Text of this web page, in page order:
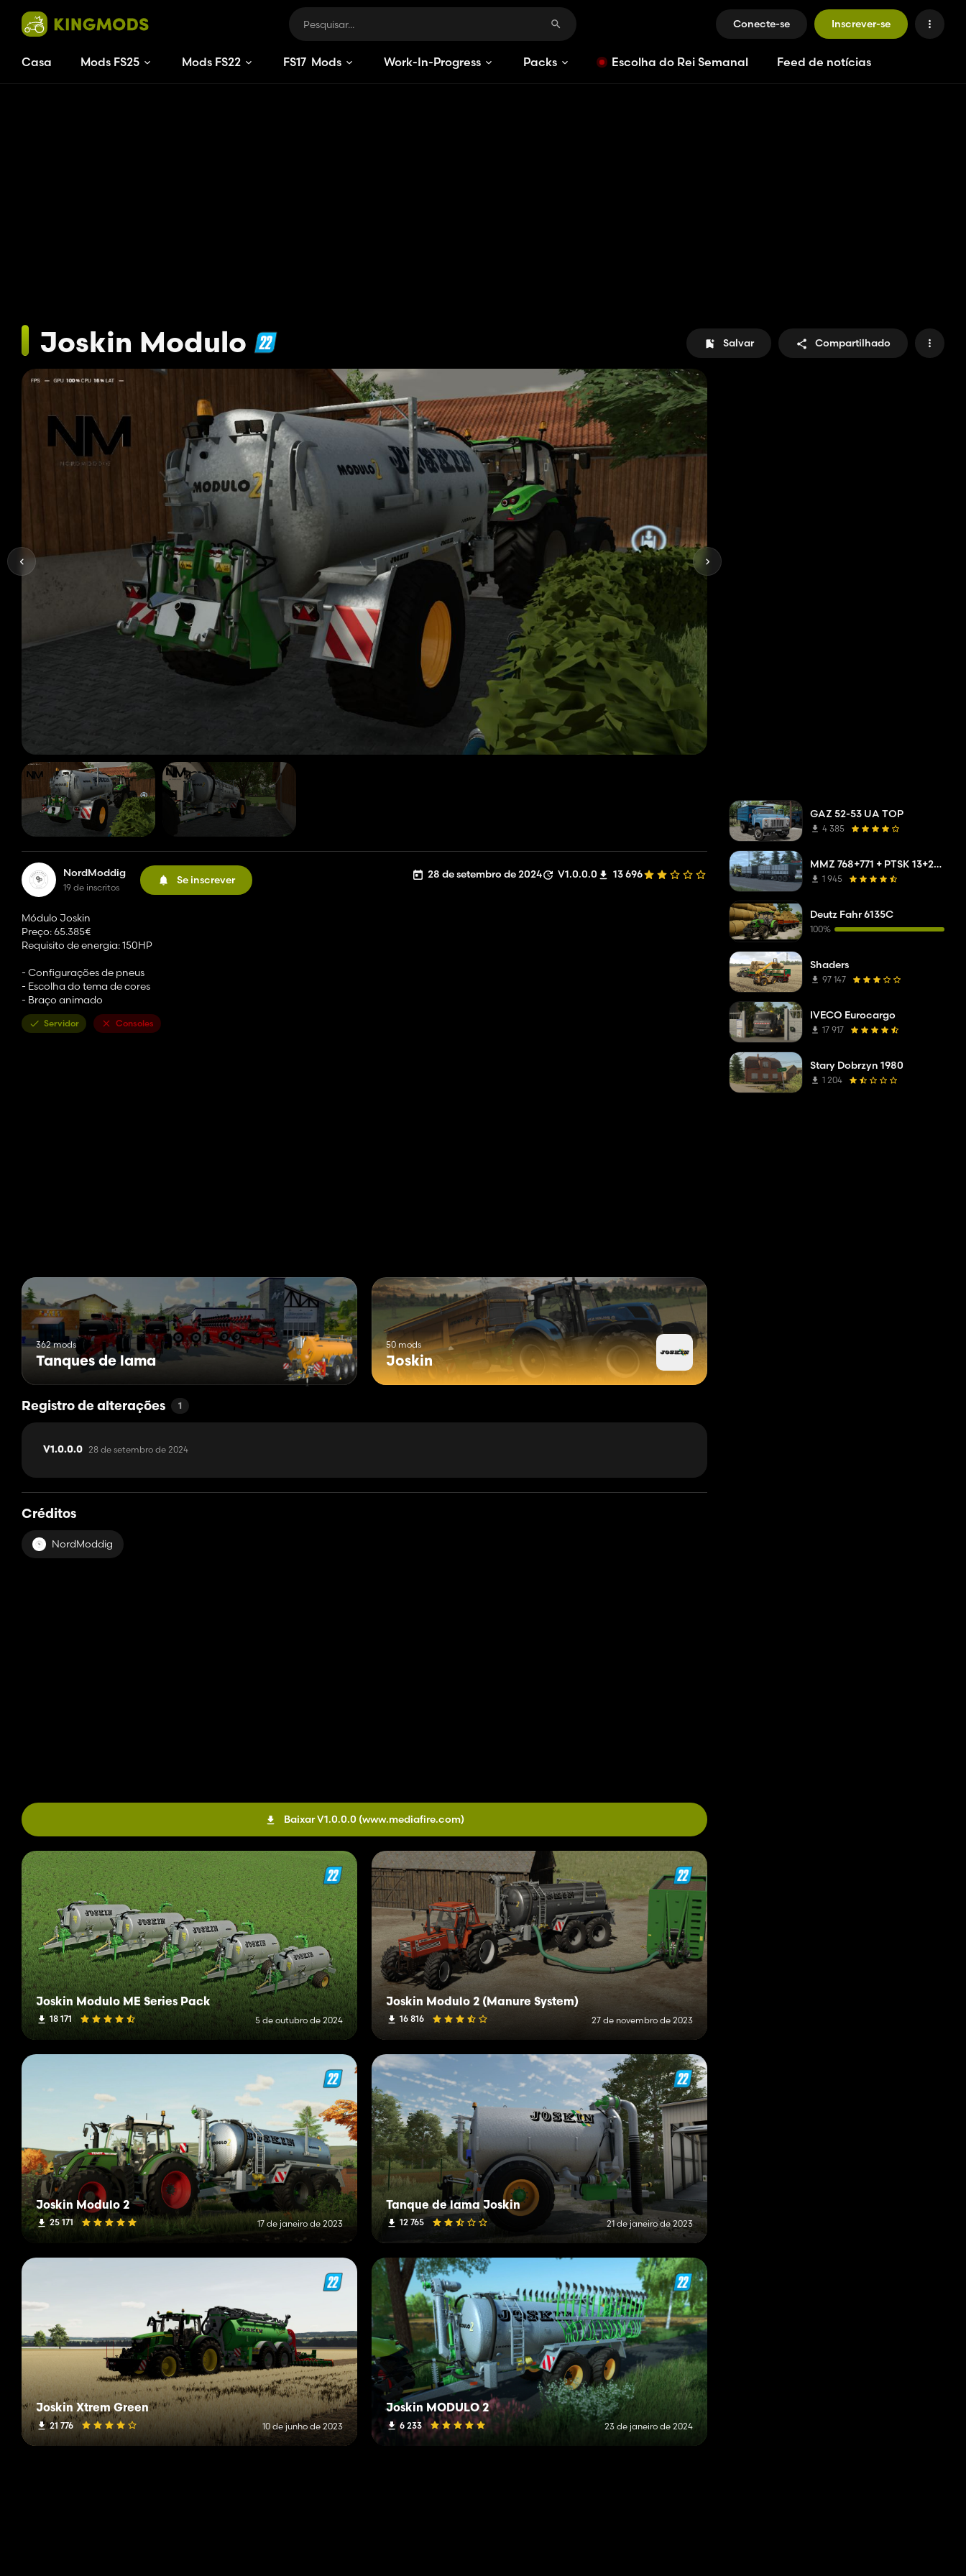
Conecte-se Inscrever-se
Casa Mods FS25 Mods FS22 FS17 Mods Work-In-Progress Packs Escolha do Rei Semanal Feed de notícias
Joskin Modulo Salvar Compartilhado
NordModdig
19 de inscritos
Se inscrever 28 de setembro de 2024 V1.0.0.0 13 696
Módulo Joskin
Preço: 65.385€
Requisito de energia: 150HP
- Configurações de pneus
- Escolha do tema de cores
- Braço animado
Servidor Consoles
362 mods
Tanques de lama
50 mods
Joskin
Registro de alterações 1
V1.0.0.0 28 de setembro de 2024
Créditos
NordModdig
Baixar V1.0.0.0 (www.mediafire.com)
Joskin Modulo ME Series Pack
18 171 5 de outubro de 2024
Joskin Modulo 2 (Manure System)
16 816 27 de novembro de 2023
Joskin Modulo 2
25 171 17 de janeiro de 2023
Tanque de lama Joskin
12 765 21 de janeiro de 2023
Joskin Xtrem Green
21 776 10 de junho de 2023
Joskin MODULO 2
6 233 23 de janeiro de 2024
GAZ 52-53 UA TOP
4 385
MMZ 768+771 + PTSK 13+20 Pack
1 945
Deutz Fahr 6135C
100%
Shaders
97 147
IVECO Eurocargo
17 917
Stary Dobrzyn 1980
1 204